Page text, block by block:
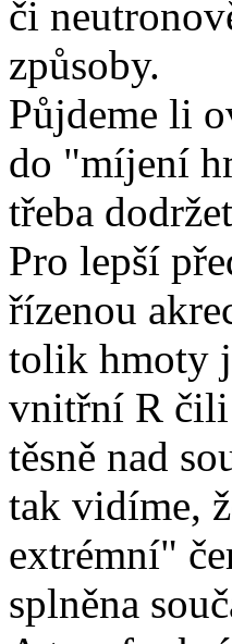
či
způsoby.
Půjdeme li
do "míjení
třeba
Pro lepší
řízenou
tolik hmoty
vnitřní R čili
těsně nad
tak vidíme,
extrémní"
splněna